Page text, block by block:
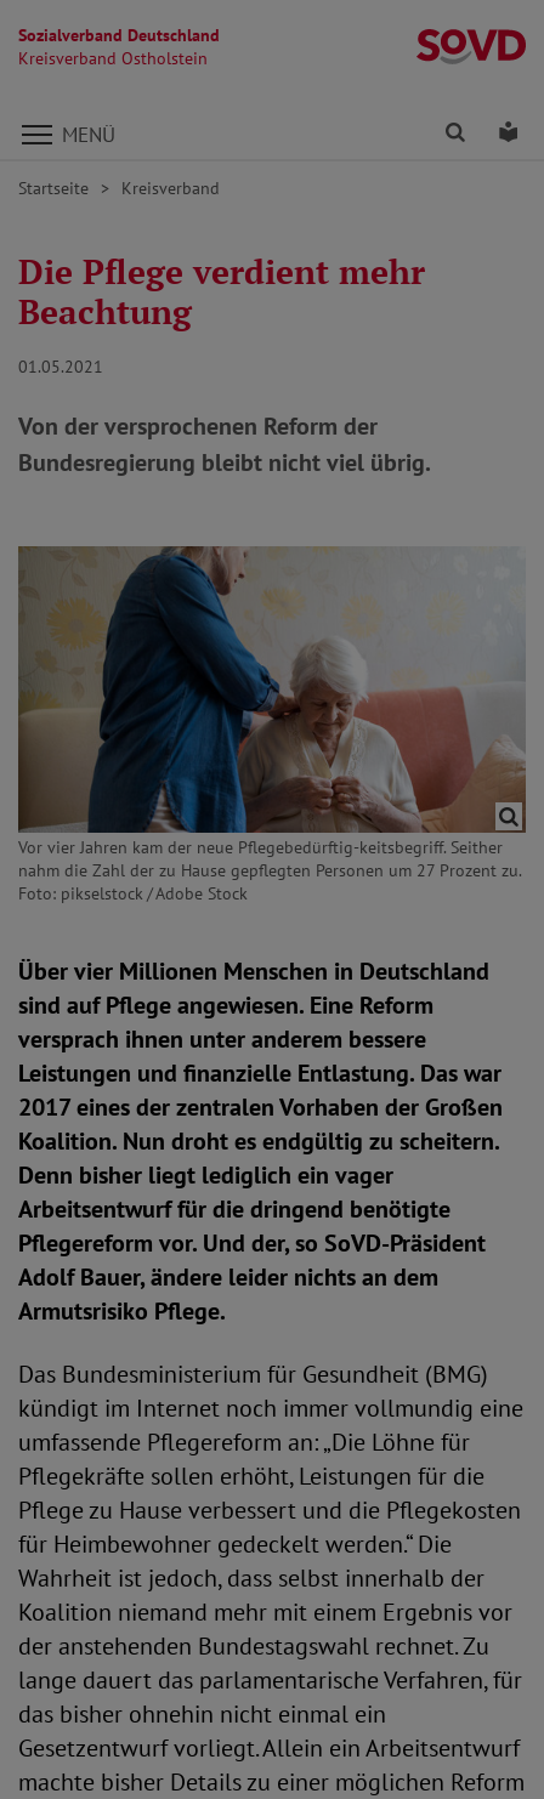
Sozialverband Deutschland
Kreisverband Ostholstein
Direkt zu den Inhalten springen
MENÜ Finden
Startseite Kreisverband
Die Pflege verdient mehr
Beachtung
01.05.2021
Von der versprochenen Reform der
Bundesregierung bleibt nicht viel übrig.
Vor vier Jahren kam der neue Pflegebedürftig-keitsbegriff. Seither
nahm die Zahl der zu Hause gepflegten Personen um 27 Prozent zu.
Foto: pikselstock / Adobe Stock
Über vier Millionen Menschen in Deutschland
sind auf Pflege angewiesen. Eine Reform
versprach ihnen unter anderem bessere
Leistungen und finanzielle Entlastung. Das war
2017 eines der zentralen Vorhaben der Großen
Koalition. Nun droht es endgültig zu scheitern.
Denn bisher liegt lediglich ein vager
Arbeitsentwurf für die dringend benötigte
Pflegereform vor. Und der, so SoVD-Präsident
Adolf Bauer, ändere leider nichts an dem
Armutsrisiko Pflege.
Das Bundesministerium für Gesundheit (BMG)
kündigt im Internet noch immer vollmundig eine
umfassende Pflegereform an: „Die Löhne für
Pflegekräfte sollen erhöht, Leistungen für die
Pflege zu Hause verbessert und die Pflegekosten
für Heimbewohner gedeckelt werden.“ Die
Wahrheit ist jedoch, dass selbst innerhalb der
Koalition niemand mehr mit einem Ergebnis vor
der anstehenden Bundestagswahl rechnet. Zu
lange dauert das parlamentarische Verfahren, für
das bisher ohnehin nicht einmal ein
Gesetzentwurf vorliegt. Allein ein Arbeitsentwurf
machte bisher Details zu einer möglichen Reform